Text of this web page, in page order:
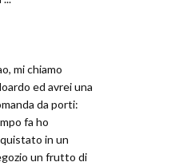
mi chiamo
ed avrei una
da porti:
fa ho
in un
un frutto di